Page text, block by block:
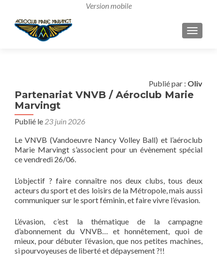
Publié par : Oliv
Partenariat VNVB / Aéroclub Marie
Marvingt
Publié le 23 juin 2026
Le VNVB (Vandoeuvre Nancy Volley Ball) et l’aéroclub
Marie Marvingt s’associent pour un évènement spécial
ce vendredi 26/06.
L’objectif ? faire connaître nos deux clubs, tous deux
acteurs du sport et des loisirs de la Métropole, mais aussi
communiquer sur le sport féminin, et faire vivre l’évasion.
L’évasion, c’est la thématique de la campagne
d’abonnement du VNVB… et honnêtement, quoi de
mieux, pour débuter l’évasion, que nos petites machines,
si pourvoyeuses de liberté et dépaysement ?!!